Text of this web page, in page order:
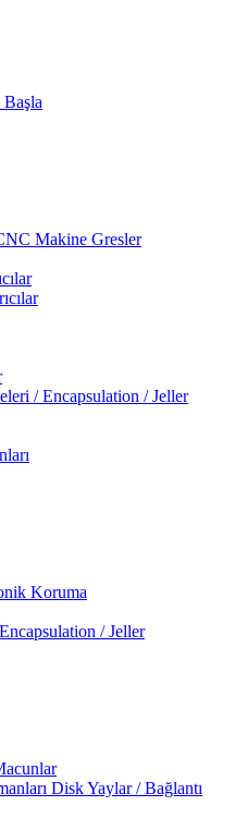
Başla
Makine Gresler
/ Encapsulation / Jeller
Koruma
/ Jeller
Disk Yaylar / Bağlantı